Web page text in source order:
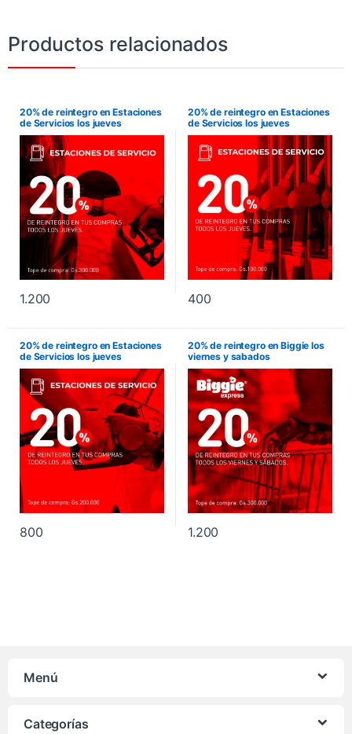
Productos relacionados
20% de reintegro en Estaciones
de Servicios los jueves
1.200
20% de reintegro en Estaciones
de Servicios los jueves
400
20% de reintegro en Estaciones
de Servicios los jueves
800
20% de reintegro en Biggie los
viernes y sabados
1.200
Menú
Categorías